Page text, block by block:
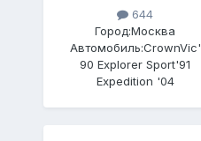
644
Город:Москва
Автомобиль:CrownVic'
90 Explorer Sport'91
Expedition '04